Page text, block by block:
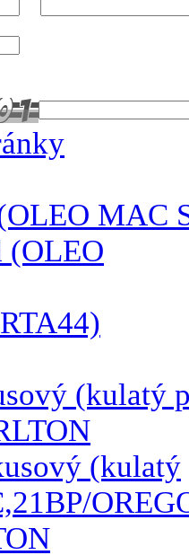
MAC
(kulatý